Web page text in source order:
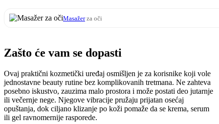
Masažerza oči
Zašto će vam se dopasti
Ovaj praktični kozmetički uređaj osmišljen je za korisnike koji vole
jednostavne beauty rutine bez komplikovanih tretmana. Ne zahteva
posebno iskustvo, zauzima malo prostora i može postati deo jutarnje
ili večernje nege. Njegove vibracije pružaju prijatan osećaj
opuštanja, dok ciljano klizanje po koži pomaže da se krema, serum
ili gel ravnomernije rasporede.